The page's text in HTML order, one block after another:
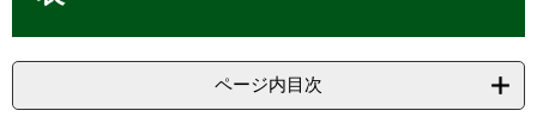
ページ内目次